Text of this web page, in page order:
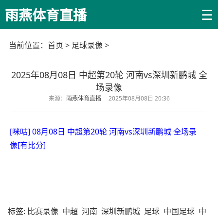
雨燕体育直播 ☰
当前位置： 首页 > 足球录像 >
2025年08月08日 中超第20轮 河南vs深圳新鹏城 全
场录像
来源： 雨燕体育直播 2025年08月08日 20:36
[咪咕] 08月08日 中超第20轮 河南vs深圳新鹏城 全场录
像[有比分]
标签: 比赛录像 中超 河南 深圳新鹏城 足球 中国足球 中